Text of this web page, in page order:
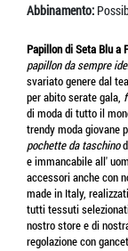
Abbinamento:
Papillon di Seta Blu a
papillon da sempre
svariato genere dal
per abito serate gala,
di moda di tutto il
trendy moda giovane
pochette da taschino
e immancabile all'
accessori anche con
made in Italy,
tutti tessuti
nostro store e di
regolazione con